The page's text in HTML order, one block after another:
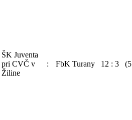
ŠK Juventa
pri CVČ v
Žiline
: FbK Turany 12 : 3